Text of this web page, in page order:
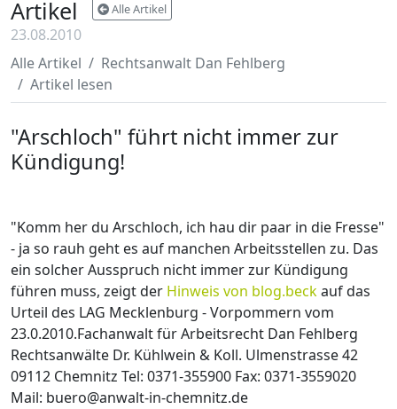
Artikel Alle Artikel
23.08.2010
Alle Artikel
Rechtsanwalt Dan Fehlberg
Artikel lesen
"Arschloch" führt nicht immer zur
Kündigung!
"Komm her du Arschloch, ich hau dir paar in die Fresse"
- ja so rauh geht es auf manchen Arbeitsstellen zu. Das
ein solcher Ausspruch nicht immer zur Kündigung
führen muss, zeigt der Hinweis von blog.beckauf das
Urteil des LAG Mecklenburg - Vorpommern vom
23.0.2010.Fachanwalt für Arbeitsrecht Dan Fehlberg
Rechtsanwälte Dr. Kühlwein & Koll. Ulmenstrasse 42
09112 Chemnitz Tel: 0371-355900 Fax: 0371-3559020
Mail: buero@anwalt-in-chemnitz.de